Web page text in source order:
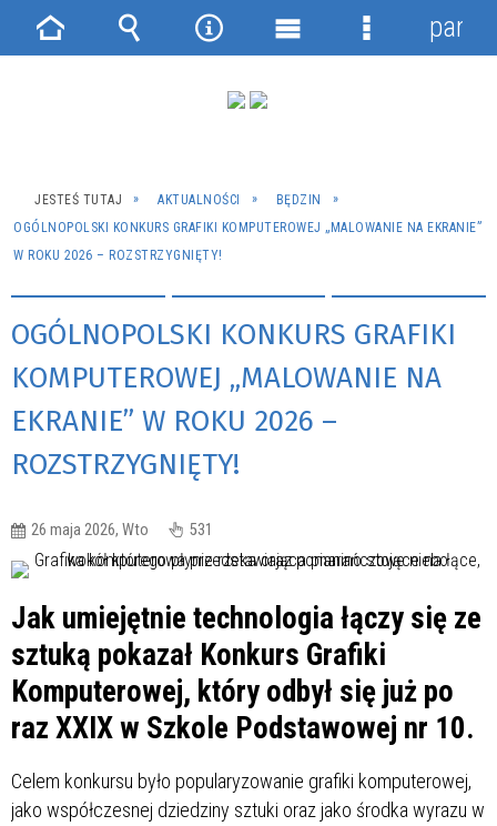
JESTEŚ TUTAJ AKTUALNOŚCI
BĘDZIN
OGÓLNOPOLSKI KONKURS GRAFIKI KOMPUTEROWEJ „MALOWANIE NA EKRANIE”
W ROKU 2026 – ROZSTRZYGNIĘTY!
OGÓLNOPOLSKI KONKURS GRAFIKI
KOMPUTEROWEJ „MALOWANIE NA
EKRANIE” W ROKU 2026 –
ROZSTRZYGNIĘTY!
26 maja 2026, Wto 531
Jak umiejętnie technologia łączy się ze
sztuką pokazał Konkurs Grafiki
Komputerowej, który odbył się już po
raz XXIX w Szkole Podstawowej nr 10.
Celem konkursu było popularyzowanie grafiki komputerowej,
jako współczesnej dziedziny sztuki oraz jako środka wyrazu w
Strona Wyszukiwarka
NarzędziaMenu
Menu
panel